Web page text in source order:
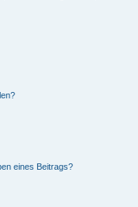
eines Beitrags?